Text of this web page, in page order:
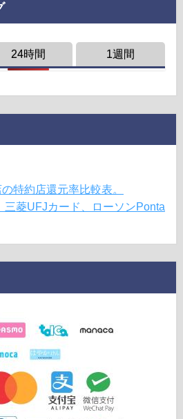
24時間 1週間
特約店還元率比較表。
三菱UFJカード、ローソンPonta